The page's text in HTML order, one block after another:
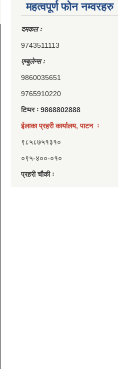
महत्वपूर्ण फोन नम्वरहरु
दमकल ः
9743511113
एम्बुलेन्स ः
9860035651
9765910220
टिप्पर ः 9868802888
ईलाका प्रहरी कार्यालय, पाटन ः
९८५८७५१३१०
०९५-४००-०१०
प्रहरी चौकी ः